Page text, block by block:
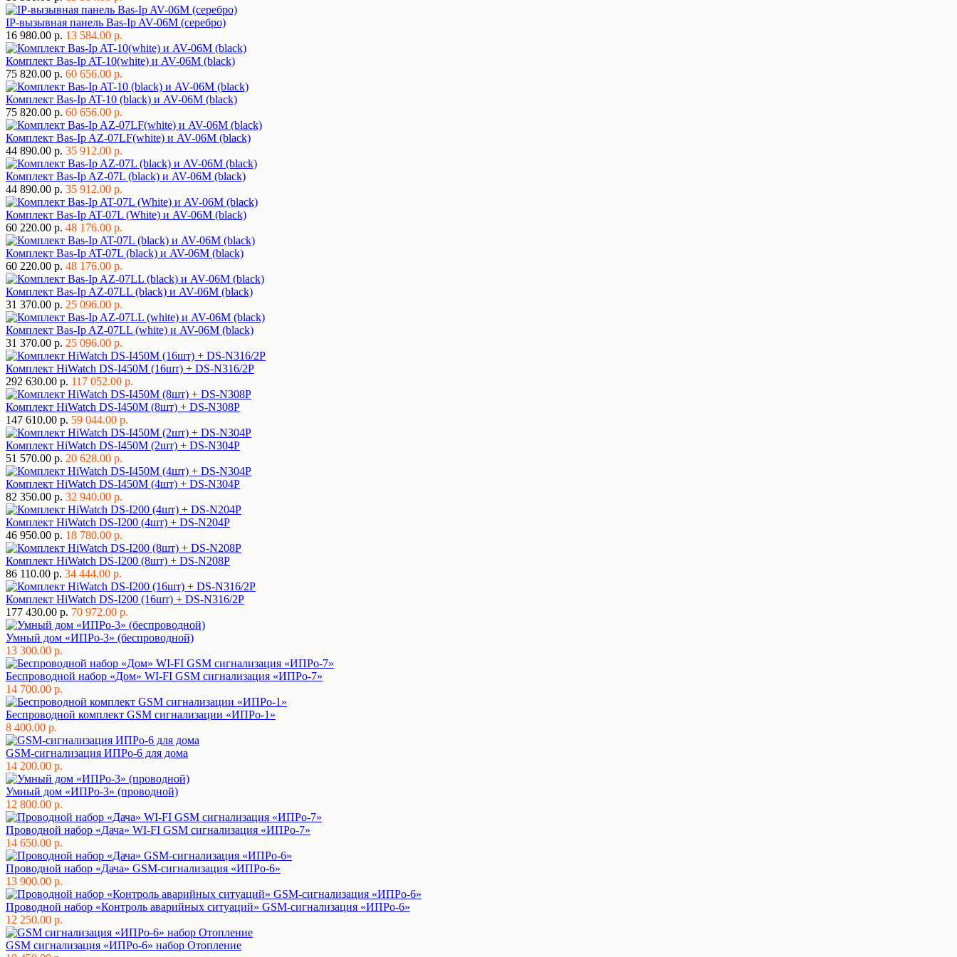
IP-вызывная панель Bas-Ip AV-06M (серебро)
16 980.00 р. 13 584.00 р.
Комплект Bas-Ip AT-10(white) и AV-06M (black)
75 820.00 р. 60 656.00 р.
Комплект Bas-Ip AT-10 (black) и AV-06M (black)
75 820.00 р. 60 656.00 р.
Комплект Bas-Ip AZ-07LF(white) и AV-06M (black)
44 890.00 р. 35 912.00 р.
Комплект Bas-Ip AZ-07L (black) и AV-06M (black)
44 890.00 р. 35 912.00 р.
Комплект Bas-Ip AT-07L (White) и AV-06M (black)
60 220.00 р. 48 176.00 р.
Комплект Bas-Ip AT-07L (black) и AV-06M (black)
60 220.00 р. 48 176.00 р.
Комплект Bas-Ip AZ-07LL (black) и AV-06M (black)
31 370.00 р. 25 096.00 р.
Комплект Bas-Ip AZ-07LL (white) и AV-06M (black)
31 370.00 р. 25 096.00 р.
Комплект HiWatch DS-I450M (16шт) + DS-N316/2P
292 630.00 р. 117 052.00 р.
Комплект HiWatch DS-I450M (8шт) + DS-N308P
147 610.00 р. 59 044.00 р.
Комплект HiWatch DS-I450M (2шт) + DS-N304P
51 570.00 р. 20 628.00 р.
Комплект HiWatch DS-I450M (4шт) + DS-N304P
82 350.00 р. 32 940.00 р.
Комплект HiWatch DS-I200 (4шт) + DS-N204P
46 950.00 р. 18 780.00 р.
Комплект HiWatch DS-I200 (8шт) + DS-N208P
86 110.00 р. 34 444.00 р.
Комплект HiWatch DS-I200 (16шт) + DS-N316/2P
177 430.00 р. 70 972.00 р.
Умный дом «ИПРо-3» (беспроводной)
13 300.00 р.
Беспроводной набор «Дом» WI-FI GSM сигнализация «ИПРо-7»
14 700.00 р.
Беспроводной комплект GSM сигнализации «ИПРо-1»
8 400.00 р.
GSM-сигнализация ИПРо-6 для дома
14 200.00 р.
Умный дом «ИПРо-3» (проводной)
12 800.00 р.
Проводной набор «Дача» WI-FI GSM сигнализация «ИПРо-7»
14 650.00 р.
Проводной набор «Дача» GSM-сигнализация «ИПРо-6»
13 900.00 р.
Проводной набор «Контроль аварийных ситуаций» GSM-сигнализация «ИПРо-6»
12 250.00 р.
GSM сигнализация «ИПРо-6» набор Отопление